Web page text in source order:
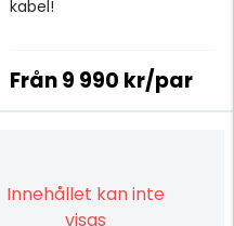
kabel!
Från9 990 kr/par
Innehållet kan inte
visas